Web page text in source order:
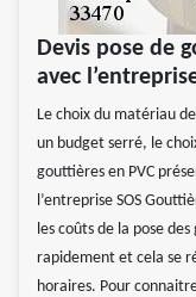
Devis pose de
avec
Le choix du matériau
un budget serré, le
gouttières en PVC
l’entreprise SOS
les coûts de la pose
rapidement et cela se
horaires. Pour